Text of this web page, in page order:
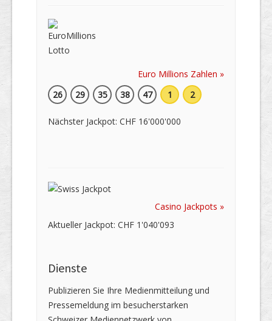
Euro Millions Zahlen »
26
29 35 38 47 1 2
Nächster Jackpot: CHF 16'000'000
Casino Jackpots »
Aktueller Jackpot: CHF 1'040'093
Dienste
Publizieren Sie Ihre Medienmitteilung und
Pressemeldung im besucherstarken